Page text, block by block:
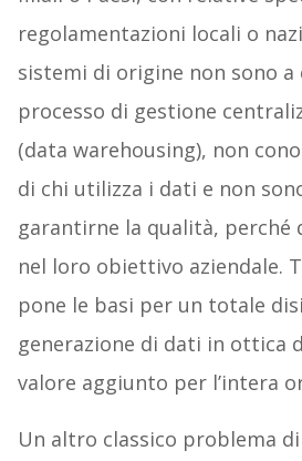
regolamentazioni locali o
sistemi di origine non sono a
processo di gestione
(data warehousing), non
di chi utilizza i dati e non
garantirne la qualità, perché
nel loro obiettivo aziendale.
pone le basi per un totale
generazione di dati in ottica
valore aggiunto per l’intera
Un altro classico problema